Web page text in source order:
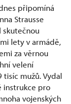
připomíná
Strausse
skutečnou
lety v armádě,
za věrnou
velení
mužů. Vydal
instrukce pro
vojenských